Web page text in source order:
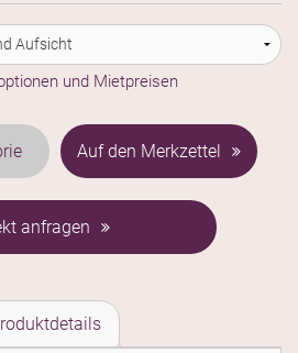
und Mietpreisen
Auf den Merkzettel
anfragen